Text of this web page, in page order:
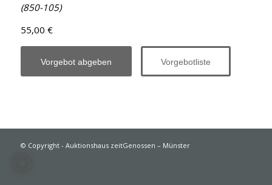
(850-105)
55,00 €
Vorgebot abgeben Vorgebotliste
© Copyright - Auktionshaus zeitGenossen – Münster